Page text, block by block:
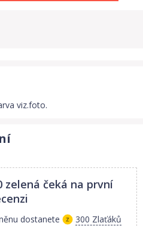
viz.foto.
zelená čeká na první
dostanete
300 Zlaťáků